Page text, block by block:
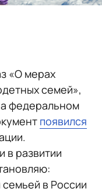
«О мерах
семей»,
федеральном
появился
в развитии
в России